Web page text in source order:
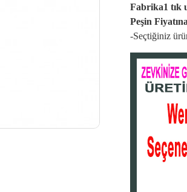
Fabrika1 tık
Peşin
-Seçtiğiniz